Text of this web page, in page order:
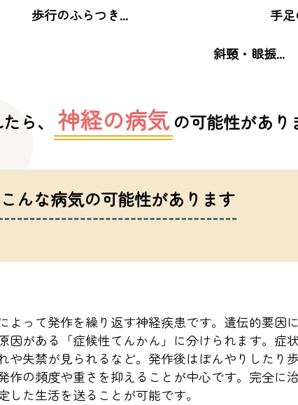
歩行のふらつき... 手足
斜頸・眼振...
ら、 神経の病気 の可能性があり
こんな病気の可能性があります
よって発作を繰り返す神経疾患です。遺伝的要因
因がある「症候性てんかん」に分けられます。症
や失禁が見られるなど。発作後はぼんやりしたり
作の頻度や重さを抑えることが中心です。完全に
た生活を送ることが可能です。